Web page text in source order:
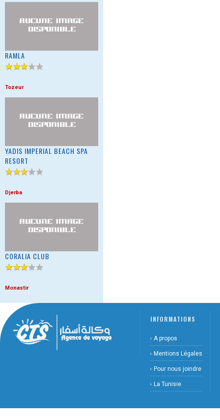
RAMLA
Tozeur
YADIS IMPERIAL BEACH SPA
RESORT
Djerba
CORALIA CLUB
Monastir
INFORMATIONS
A propos
Mentions Légales
Pour nous joindre
La Tunisie